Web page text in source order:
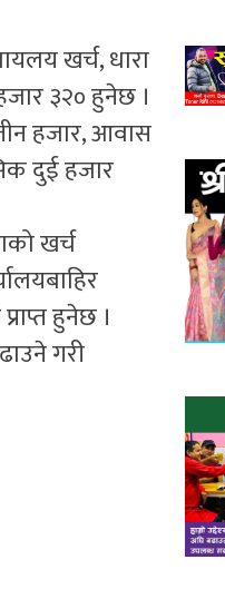
खर्च, धारा
३२० हुनेछ ।
हजार, आवास
दुई हजार
खर्च
हुनेछ ।
गरी